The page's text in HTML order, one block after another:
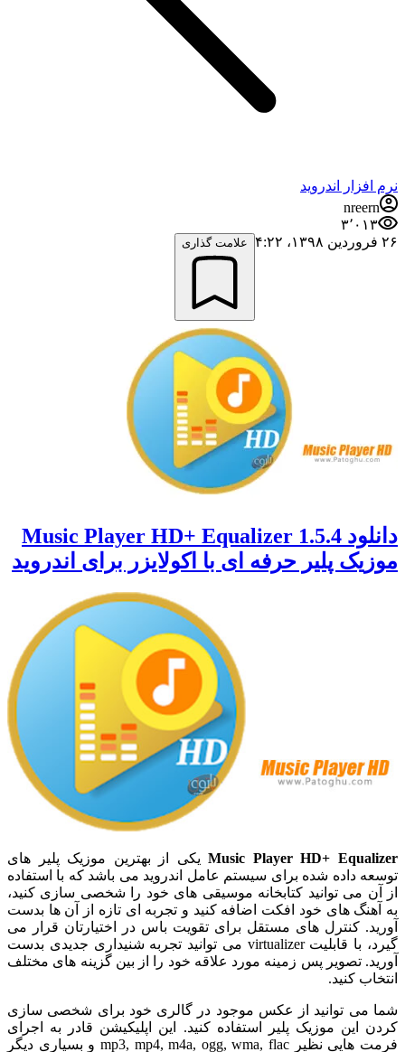
نرم افزار اندروید
nreern
۳٬۰۱۳
۲۶ فروردین ۱۳۹۸،‏ ۴:۲۲
علامت گذاری
دانلود Music Player HD+ Equalizer 1.5.4
موزیک پلیر حرفه ای با اکولایزر برای اندروید
Music Player HD+ Equalizerیکی از بهترین موزیک پلیر های
توسعه داده شده برای سیستم عامل اندروید می باشد که با استفاده
از آن می توانید کتابخانه موسیقی های خود را شخصی سازی کنید،
به آهنگ های خود افکت اضافه کنید و تجربه ای تازه از آن ها بدست
آورید. کنترل های مستقل برای تقویت باس در اختیارتان قرار می
گیرد، با قابلیت virtualizer می توانید تجربه شنیداری جدیدی بدست
آورید. تصویر پس زمینه مورد علاقه خود را از بین گزینه های مختلف
انتخاب کنید.
شما می توانید از عکس موجود در گالری خود برای شخصی سازی
کردن این موزیک پلیر استفاده کنید. این اپلیکیشن قادر به اجرای
فرمت هایی نظیر mp3, mp4, m4a, ogg, wma, flac و بسیاری دیگر